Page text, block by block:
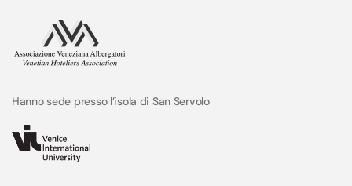
Hanno sede presso l’isola di San Servolo